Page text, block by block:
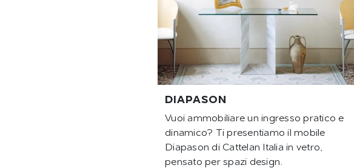
DIAPASON
Vuoi ammobiliare un ingresso pratico e
dinamico? Ti presentiamo il mobile
Diapason di Cattelan Italia in vetro,
pensato per spazi design.